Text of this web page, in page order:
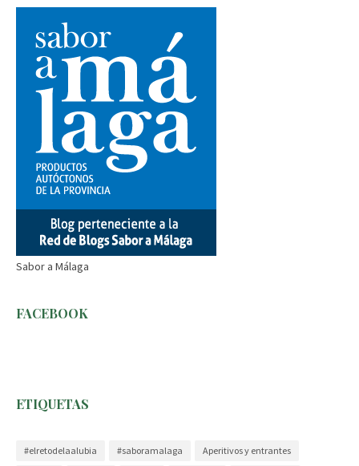
Sabor a Málaga
FACEBOOK
ETIQUETAS
#elretodelaalubia #saboramalaga Aperitivos y entrantes